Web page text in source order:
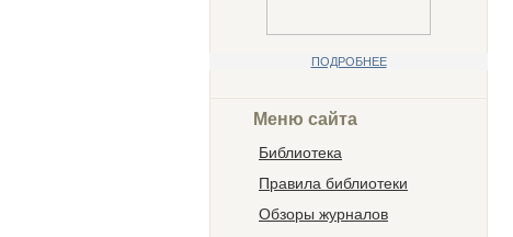
ПОДРОБНЕЕ
Меню сайта
Библиотека
Правила библиотеки
Обзоры журналов